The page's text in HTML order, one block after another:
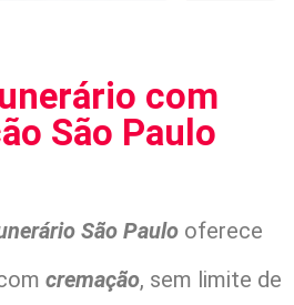
com
São Paulo
São Paulo oferece
cremação, sem limite de